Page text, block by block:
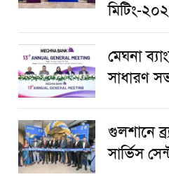
মিটিং-
মেঘনা
সাধারণ
গুলশানে
সার্ভিস